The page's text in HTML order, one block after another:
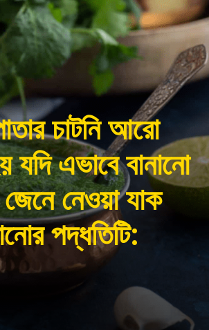
চাটনি আরো
যদি এভাবে বানানো
নেওয়া যাক
পদ্ধতিটি: